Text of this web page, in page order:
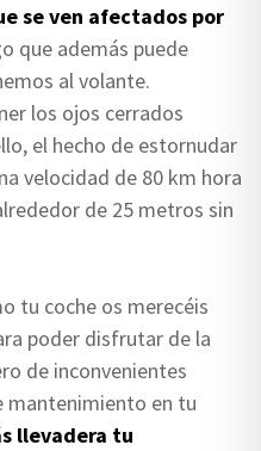
se ven afectados por
que además puede
al volante.
los ojos cerrados
el hecho de estornudar
velocidad de 80 km hora
de 25 metros sin
tu coche os merecéis
poder disfrutar de la
de inconvenientes
mantenimiento en tu
llevadera tu